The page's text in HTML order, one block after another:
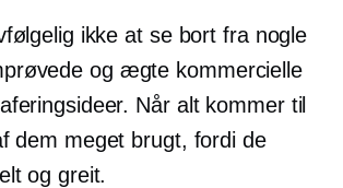
ikke at se bort fra nogle
og ægte kommercielle
Når alt kommer til
dem meget brugt, fordi de
og greit.